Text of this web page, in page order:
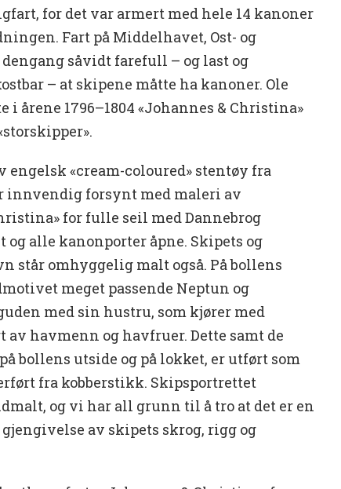
for det var armert med hele 14 kanoner
Fart på Middelhavet, Ost- og
såvidt farefull – og last og
– at skipene måtte ha kanoner. Ole
i årene 1796–1804 «Johannes & Christina»
engelsk «cream-coloured» stentøy fra
innvendig forsynt med maleri av
for fulle seil med Dannebrog
og alle kanonporter åpne. Skipets og
står omhyggelig malt også. På bollens
meget passende Neptun og
med sin hustru, som kjører med
av havmenn og havfruer. Dette samt de
bollens utside og på lokket, er utført som
fra kobberstikk. Skipsportrettet
og vi har all grunn til å tro at det er en
av skipets skrog, rigg og